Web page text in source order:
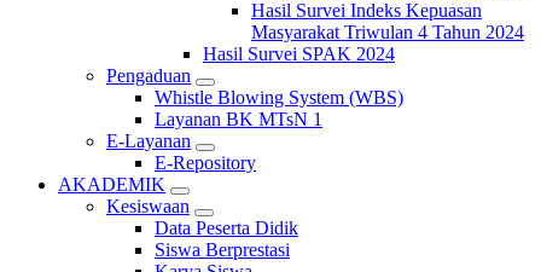
Hasil Survei Indeks Kepuasan
Masyarakat Triwulan 4 Tahun 2024
Hasil Survei SPAK 2024
Pengaduan
Whistle Blowing System (WBS)
Layanan BK MTsN 1
E-Layanan
E-Repository
AKADEMIK
Kesiswaan
Data Peserta Didik
Siswa Berprestasi